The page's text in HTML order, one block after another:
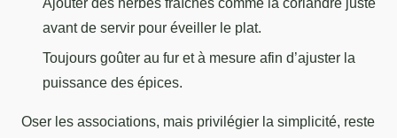
avant de servir pour éveiller le plat.
Toujours goûter au fur et à mesure afin d’ajuster la
puissance des épices.
Oser les associations, mais privilégier la simplicité, reste